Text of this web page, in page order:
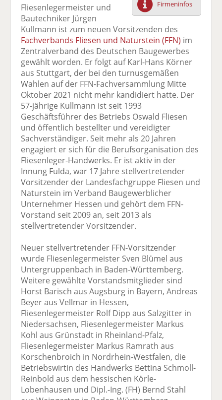
F
ac
e
b
o
o
k
te
il
n
tt
er
n
Li
n
k
e
di
n
te
il
e
E
m
l
v
er
n
d
n
ck
e
Firmeninfos
Fliesenlegermeister und
Bautechniker Jürgen
Kullmann ist zum neuen Vorsitzenden des
Fachverbands Fliesen und Naturstein (FFN) im
Zentralverband des Deutschen Baugewerbes
gewählt worden. Er folgt auf Karl-Hans Körner
aus Stuttgart, der bei den turnusgemäßen
Wahlen auf der FFN-Fachversammlung Mitte
Oktober 2021 nicht mehr kandidiert hatte. Der
57-jährige Kullmann ist seit 1993
Geschäftsführer des Betriebs Oswald Fliesen
und öffentlich bestellter und vereidigter
Sachverständiger. Seit mehr als 20 Jahren
engagiert er sich für die Berufsorganisation des
Fliesenleger-Handwerks. Er ist aktiv in der
Innung Fulda, war 17 Jahre stellvertretender
Vorsitzender der Landesfachgruppe Fliesen und
Naturstein im Verband Baugewerblicher
Unternehmer Hessen und gehört dem FFN-
Vorstand seit 2009 an, seit 2013 als
stellvertretender Vorsitzender.
Neuer stellvertretender FFN-Vorsitzender
wurde Fliesenlegermeister Sven Blümel aus
Untergruppenbach in Baden-Württemberg.
Weitere gewählte Vorstandsmitglieder sind
Horst Barisch aus Augsburg in Bayern, Andreas
Beyer aus Vellmar in Hessen,
Fliesenlegermeister Rolf Dipp aus Salzgitter in
Niedersachsen, Fliesenlegermeister Markus
Kohl aus Grünstadt in Rheinland-Pfalz,
Fliesenlegermeister Markus Ramrath aus
Korschenbroich in Nordrhein-Westfalen, die
Betriebswirtin des Handwerks Bettina Schmoll-
Reinbold aus dem hessischen Körle-
Lobenhausen und Dipl.-Ing. (FH) Bernd Stahl